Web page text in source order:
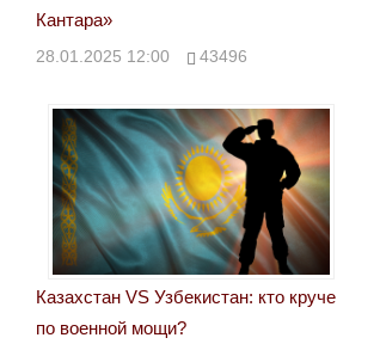
Кантара»
28.01.2025 12:00 43496
Казахстан VS Узбекистан: кто круче
по военной мощи?